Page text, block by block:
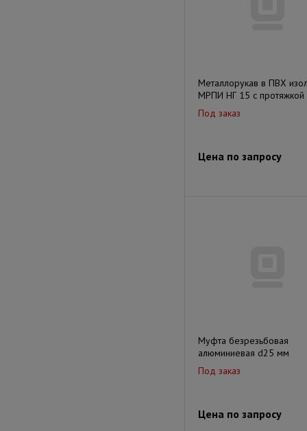
Металлорукав в ПВХ
МРПИ НГ 15 с протяжкой
Под заказ
Цена по запросу
Муфта безрезьбовая
алюминиевая d25 мм
Под заказ
Цена по запросу